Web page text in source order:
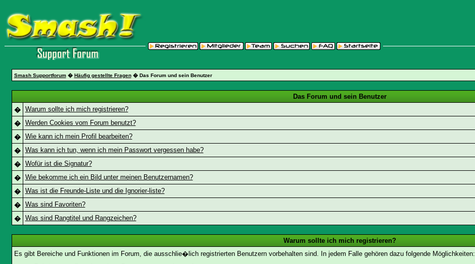
Smash Supportforum� Häufig gestellte Fragen� Das Forum und sein Benutzer
Das Forum und sein Benutzer
�
Warum sollte ich mich registrieren?
�
Werden Cookies vom Forum benutzt?
�
Wie kann ich mein Profil bearbeiten?
�
Was kann ich tun, wenn ich mein Passwort vergessen habe?
�
Wofür ist die Signatur?
�
Wie bekomme ich ein Bild unter meinen Benutzernamen?
�
Was ist die Freunde-Liste und die Ignorier-liste?
�
Was sind Favoriten?
�
Was sind Rangtitel und Rangzeichen?
Warum sollte ich mich registrieren?
Es gibt Bereiche und Funktionen im Forum, die ausschlie�lich registrierten Benutzern vorbehalten sind. In jedem Falle gehören dazu folgende Möglichkeiten: